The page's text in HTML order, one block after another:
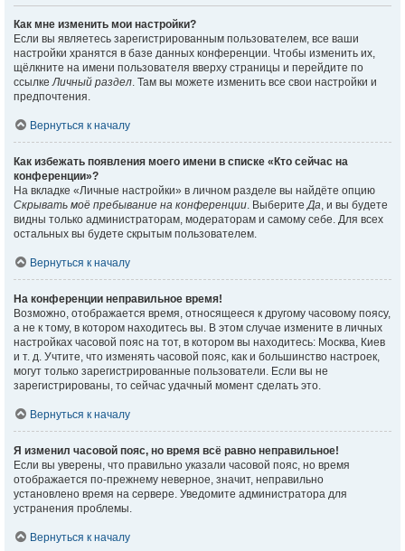
Как мне изменить мои настройки?
Если вы являетесь зарегистрированным пользователем, все ваши
настройки хранятся в базе данных конференции. Чтобы изменить их,
щёлкните на имени пользователя вверху страницы и перейдите по
ссылкеЛичный раздел. Там вы можете изменить все свои настройки и
предпочтения.
Вернуться к началу
Как избежать появления моего имени в списке «Кто сейчас на
конференции»?
На вкладке «Личные настройки» в личном разделе вы найдёте опцию
Скрывать моё пребывание на конференции. ВыберитеДа, и вы будете
видны только администраторам, модераторам и самому себе. Для всех
остальных вы будете скрытым пользователем.
Вернуться к началу
На конференции неправильное время!
Возможно, отображается время, относящееся к другому часовому поясу,
а не к тому, в котором находитесь вы. В этом случае измените в личных
настройках часовой пояс на тот, в котором вы находитесь: Москва, Киев
и т. д. Учтите, что изменять часовой пояс, как и большинство настроек,
могут только зарегистрированные пользователи. Если вы не
зарегистрированы, то сейчас удачный момент сделать это.
Вернуться к началу
Я изменил часовой пояс, но время всё равно неправильное!
Если вы уверены, что правильно указали часовой пояс, но время
отображается по-прежнему неверное, значит, неправильно
установлено время на сервере. Уведомите администратора для
устранения проблемы.
Вернуться к началу